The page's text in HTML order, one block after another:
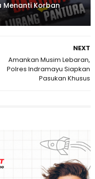
Menanti Korban
NEXT
Amankan Musim Lebaran,
Polres Indramayu Siapkan
Pasukan Khusus